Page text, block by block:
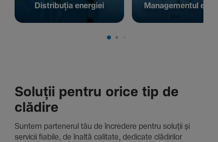
Distribuția energiei Managementul
Soluții pentru orice tip de
clădire
Suntem parte­nerul tău de încre­dere pentru soluții și
servicii fiabile, de înaltă cali­tate, dedi­cate clădi­rilor